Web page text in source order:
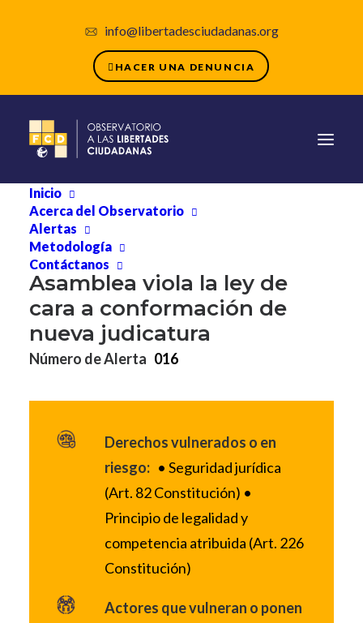
info@libertadesciudadanas.org
HACER UNA DENUNCIA
Inicio
Acerca del Observatorio
Alertas
Metodología
Contáctanos
Asamblea viola la ley de
cara a conformación de
nueva judicatura
Número de Alerta 016
Derechos vulnerados o en
riesgo: • Seguridad jurídica
(Art. 82 Constitución) •
Principio de legalidad y
competencia atribuida (Art. 226
Constitución)
Actores que vulneran o ponen